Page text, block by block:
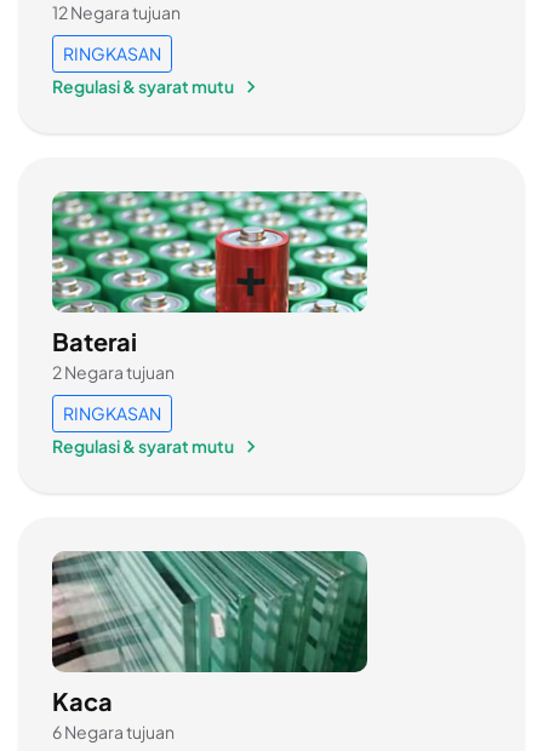
12 Negara tujuan
RINGKASAN
Regulasi & syarat mutu
Baterai
2 Negara tujuan
RINGKASAN
Regulasi & syarat mutu
Kaca
6 Negara tujuan